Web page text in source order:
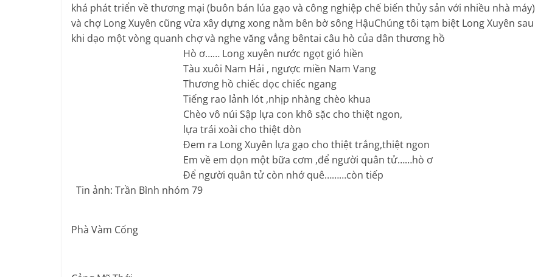
khá phát triển về thương mại (buôn bán lúa gạo và công nghiệp chế biến thủy sản với nhiều nhà máy)
và chợ Long Xuyên cũng vừa xây dựng xong nằm bên bờ sông HậuChúng tôi tạm biệt Long Xuyên sau
khi dạo một vòng quanh chợ và nghe văng vẳng bêntai câu hò của dân thương hồ
Hò ơ…… Long xuyên nước ngọt gió hiền
Tàu xuôi Nam Hải , ngược miền Nam Vang
Thương hồ chiếc dọc chiếc ngang
Tiếng rao lảnh lót ,nhịp nhàng chèo khua
Chèo vô núi Sập lựa con khô sặc cho thiệt ngon,
lựa trái xoài cho thiệt dòn
Đem ra Long Xuyên lựa gạo cho thiệt trắng,thiệt ngon
Em về em dọn một bữa cơm ,để người quân tử……hò ơ
Để người quân tử còn nhớ quê………còn tiếp
Tin ảnh: Trần Bình nhóm 79
Phà Vàm Cống